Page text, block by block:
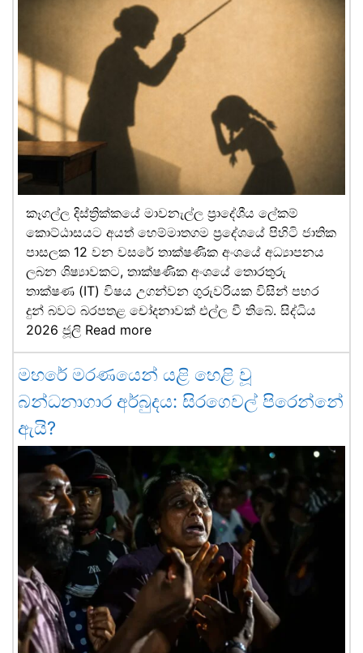
කෑගල්ල දිස්ත්‍රික්කයේ මාවනැල්ල ප්‍රාදේශීය ලේකම්
කොට්ඨාසයට අයත් හෙම්මාතගම ප්‍රදේශයේ පිහිටි ජාතික
පාසලක 12 වන වසරේ තාක්ෂණික අංශයේ අධ්‍යාපනය
ලබන ශිෂ්‍යාවකට, තාක්ෂණික අංශයේ තොරතුරු
තාක්ෂණ (IT) විෂය උගන්වන ගුරුවරියක විසින් පහර
දුන් බවට බරපතළ චෝදනාවක් එල්ල වී තිබේ. සිද්ධිය
2026 ජූලි Read more
මහරේ මරණයෙන් යළි හෙළි වූ
බන්ධනාගාර අර්බුදය: සිරගෙවල් පිරෙන්නේ
ඇයි?